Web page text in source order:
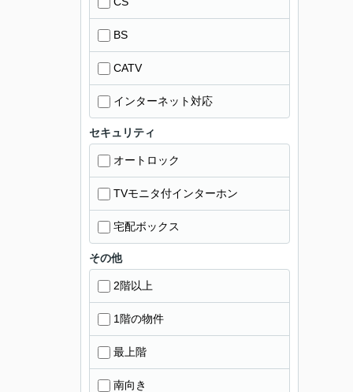
BS
CATV
インターネット対応
セキュリティ
オートロック
TVモニタ付インターホン
宅配ボックス
その他
2階以上
1階の物件
最上階
南向き